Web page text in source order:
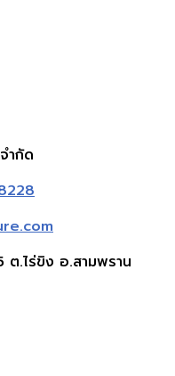
ำกัด
.ไร่ขิง อ.สามพราน